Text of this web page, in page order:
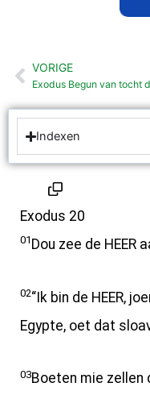
Vorige
VORIGE
Indexen
Exodus 20
01 Dou zee de HEER
02“Ik bin de HEER,
Egypte, oet dat
03Boeten mie zellen